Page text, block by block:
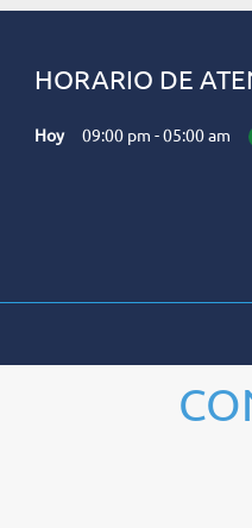
HORARIO DE
Hoy 09:00 pm -05:00 am